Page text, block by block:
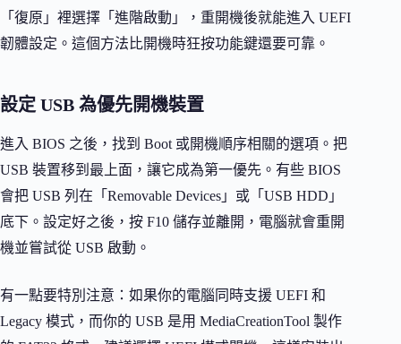
「復原」裡選擇「進階啟動」，重開機後就能進入 UEFI
韌體設定。這個方法比開機時狂按功能鍵還要可靠。
設定 USB 為優先開機裝置
進入 BIOS 之後，找到 Boot 或開機順序相關的選項。把
USB 裝置移到最上面，讓它成為第一優先。有些 BIOS
會把 USB 列在「Removable Devices」或「USB HDD」
底下。設定好之後，按 F10 儲存並離開，電腦就會重開
機並嘗試從 USB 啟動。
有一點要特別注意：如果你的電腦同時支援 UEFI 和
Legacy 模式，而你的 USB 是用 MediaCreationTool 製作